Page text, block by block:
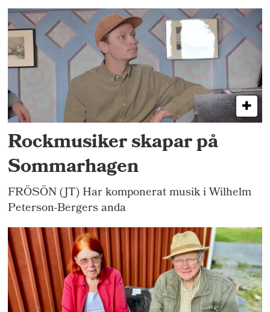
Rockmusiker skapar på
Sommarhagen
FRÖSÖN (JT) Har komponerat musik i Wilhelm
Peterson-Bergers anda